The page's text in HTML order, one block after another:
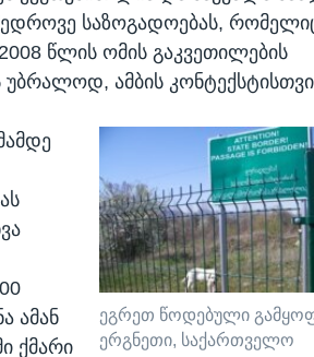
საზოგადოებას,
წლის ომის გაკვეთილების
უბრალოდ, ამბის
ეგრეთ წოდებული
ერგნეთი, საქართველო
ამან
ქმარი